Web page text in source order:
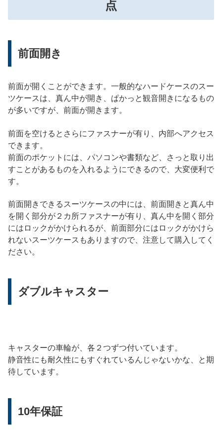
点
前面開き
前面が開くことができます。一般的なハードケースのスー
ツケースは、真ん中が開き、ぱかっと観音開きになるもの
が多いですが、前面が開きます。
前面を空けるとさらにファスナーが有り、内部へアクセス
できます。
前面のポケットには、パソコンや書類など、さっと取り出
すことがあるものを入れるようにできるので、大変便利で
す。
前面開きできるスーツケースの中には、前面開きと真ん中
を開く部分が２カ所ファスナーが有り、真ん中を開く部分
にはロックがかけられるが、前面部分にはロックがかけら
れないスーツケースもありますので、注意して購入してく
ださい。
ダブルキャスター
キャスターの車輪が、各２つずつ付いています。
静音性にも耐久性にもすぐれているんじゃないかな、と期
待しています。
10年保証